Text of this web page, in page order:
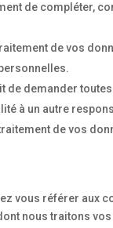
de compléter,
de vos
de demander
à un autre
de vos
vous référer aux
nous traitons